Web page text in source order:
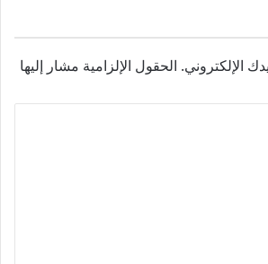
الإلكتروني. الحقول الإلزامية مشار إليها